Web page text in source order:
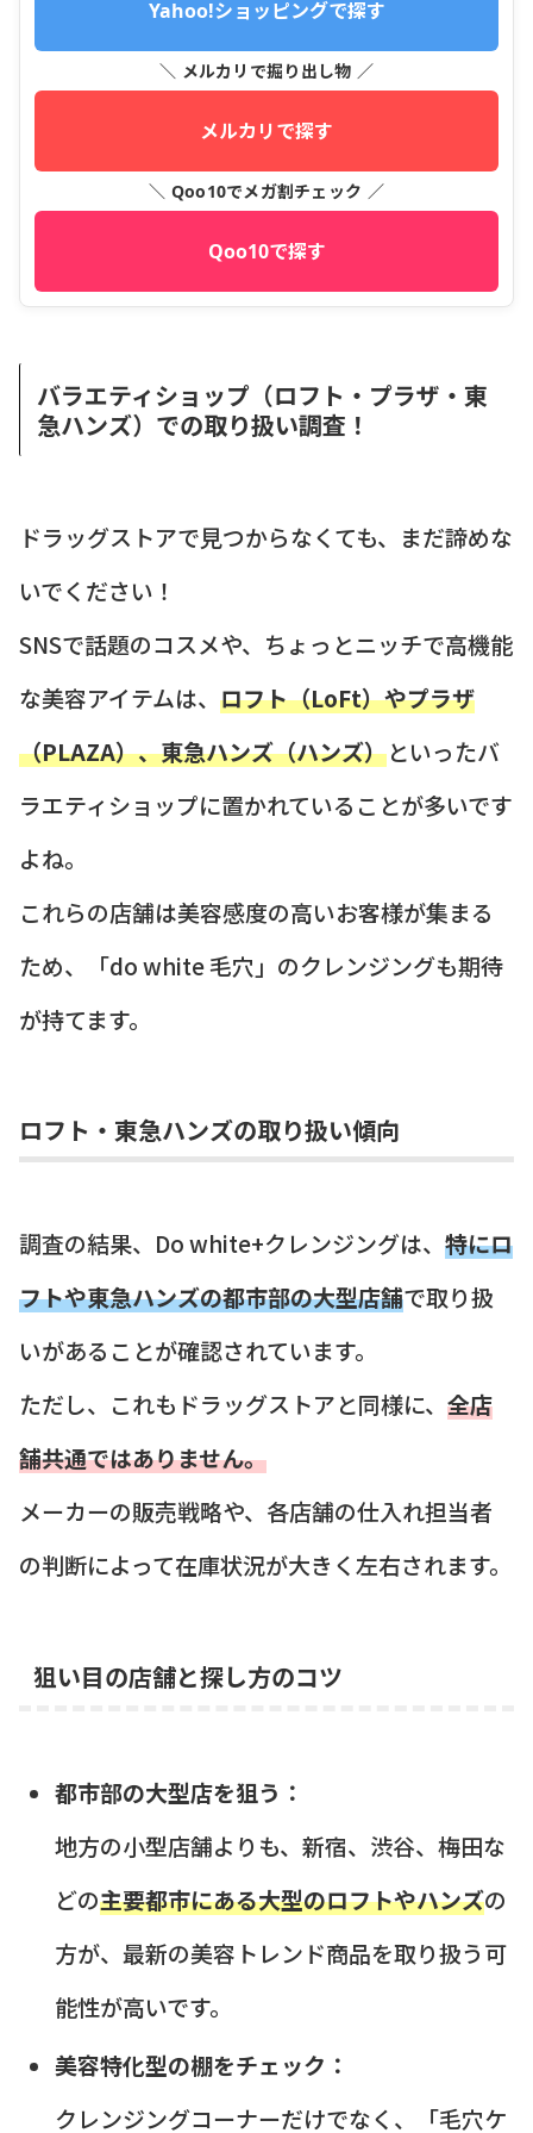
Yahoo!ショッピングで探す
＼ メルカリで掘り出し物 ／
メルカリで探す
＼ Qoo10でメガ割チェック ／
Qoo10で探す
バラエティショップ（ロフト・プラザ・東
急ハンズ）での取り扱い調査！
ドラッグストアで見つからなくても、まだ諦めな
いでください！
SNSで話題のコスメや、ちょっとニッチで高機能
な美容アイテムは、 ロフト（LoFt）やプラザ
（PLAZA）、東急ハンズ（ハンズ）といったバ
ラエティショップに置かれていることが多いです
よね。
これらの店舗は美容感度の高いお客様が集まる
ため、「do white 毛穴」のクレンジングも期待
が持てます。
ロフト・東急ハンズの取り扱い傾向
調査の結果、Do white+クレンジングは、 特にロ
フトや東急ハンズの都市部の大型店舗で取り扱
いがあることが確認されています。
ただし、これもドラッグストアと同様に、 全店
舗共通ではありません。
メーカーの販売戦略や、各店舗の仕入れ担当者
の判断によって在庫状況が大きく左右されます。
狙い目の店舗と探し方のコツ
都市部の大型店を狙う：
地方の小型店舗よりも、新宿、渋谷、梅田な
どの主要都市にある大型のロフトやハンズの
方が、最新の美容トレンド商品を取り扱う可
能性が高いです。
美容特化型の棚をチェック：
クレンジングコーナーだけでなく、「毛穴ケ